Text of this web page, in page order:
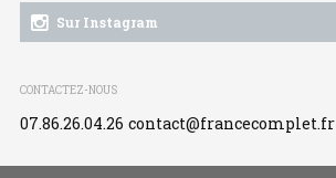
Sur Instagram
CONTACTEZ-NOUS
07.86.26.04.26 contact@francecomplet.fr